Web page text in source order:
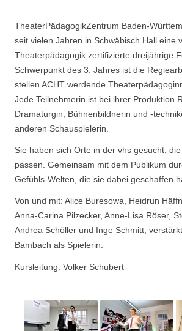
TheaterPädagogikZentrum Baden-
seit vielen Jahren in Schwäbisch Hall eine
Theaterpädagogik zertifizierte dreijährige
Schwerpunkt des 3. Jahres ist die
stellen ACHT werdende
Jede Teilnehmerin ist bei ihrer Produktion
Dramaturgin, Bühnenbildnerin und -
anderen Schauspielerin.
Sie haben sich Orte in der vhs gesucht,
passen. Gemeinsam mit dem Publikum
Gefühls-Welten, die sie dabei geschaffen
Von und mit: Alice Buresowa, Heidrun
Anna-Carina Pilzecker, Anne-Lisa Röser,
Andrea Schöller und Inge Schmitt,
Bambach als Spielerin.
Kursleitung: Volker Schubert